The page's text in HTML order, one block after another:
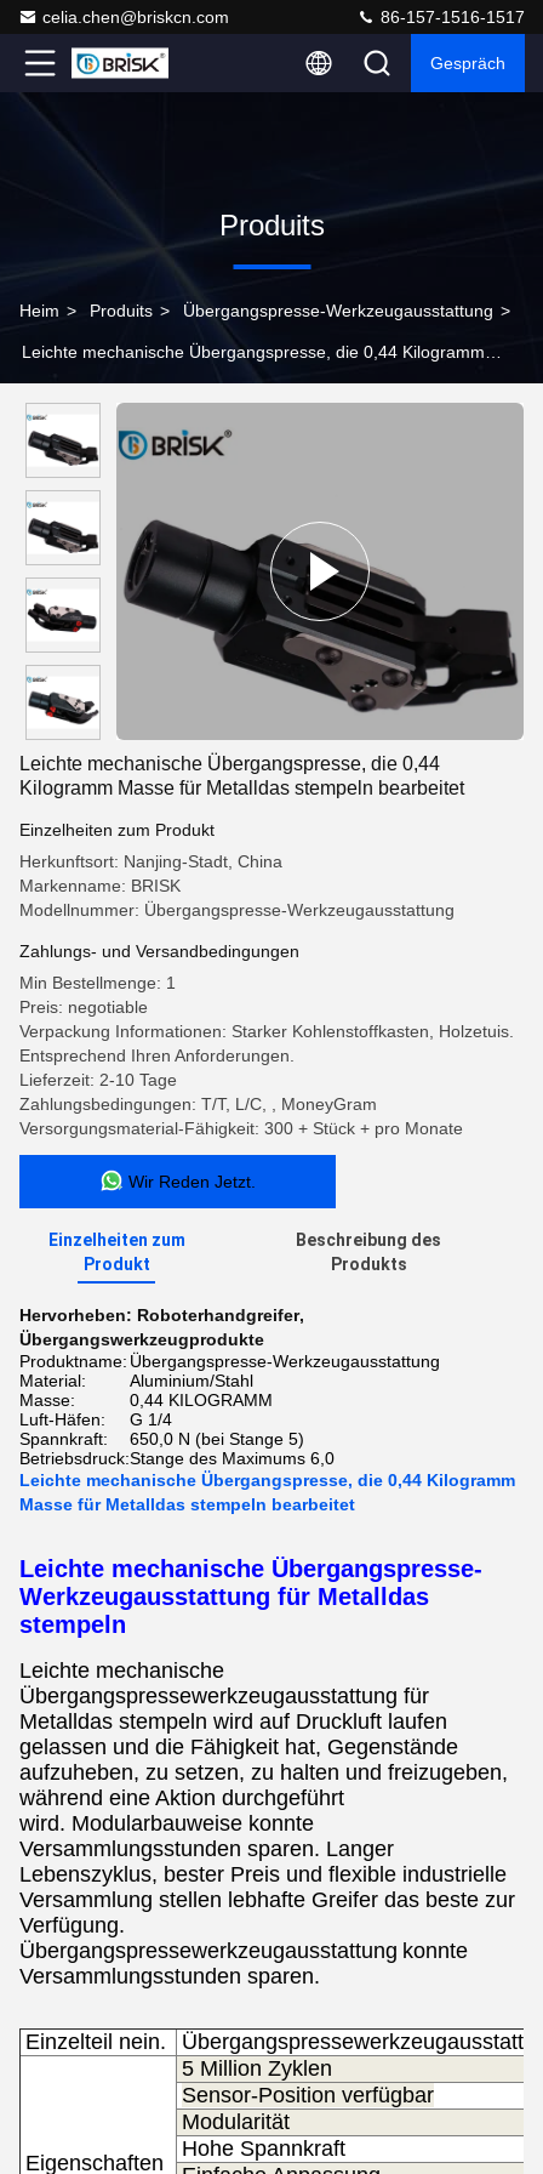
celia.chen@briskcn.com 86-157-1516-1517
Gespräch
Produits
Heim > Produits > Übergangspresse-Werkzeugausstattung >
Leichte mechanische Übergangspresse, die 0,44 Kilogramm
Leichte mechanische Übergangspresse, die 0,44
Kilogramm Masse für Metalldas stempeln bearbeitet
Einzelheiten zum Produkt
Herkunftsort: Nanjing-Stadt, China
Markenname: BRISK
Modellnummer: Übergangspresse-Werkzeugausstattung
Zahlungs- und Versandbedingungen
Min Bestellmenge: 1
Preis: negotiable
Verpackung Informationen: Starker Kohlenstoffkasten, Holzetuis.
Entsprechend Ihren Anforderungen.
Lieferzeit: 2-10 Tage
Zahlungsbedingungen: T/T, L/C, , MoneyGram
Versorgungsmaterial-Fähigkeit: 300 + Stück + pro Monate
Wir Reden Jetzt.
Einzelheiten zum
Produkt
Beschreibung des
Produkts
Hervorheben: Roboterhandgreifer,
Übergangswerkzeugprodukte
Produktname: Übergangspresse-Werkzeugausstattung
Material:
Aluminium/Stahl
Masse:
0,44 KILOGRAMM
Luft-Häfen:
G 1/4
Spannkraft:
650,0 N (bei Stange 5)
Betriebsdruck:Stange des Maximums 6,0
Leichte mechanische Übergangspresse, die 0,44 Kilogramm
Masse für Metalldas stempeln bearbeitet
Leichte mechanische Übergangspresse-
Werkzeugausstattung für Metalldas
stempeln
Leichte mechanische
Übergangspressewerkzeugausstattung für
Metalldas stempeln wird auf Druckluft laufen
gelassen und die Fähigkeit hat, Gegenstände
aufzuheben, zu setzen, zu halten und freizugeben,
während eine Aktion durchgeführt
wird. Modularbauweise konnte
Versammlungsstunden sparen. Langer
Lebenszyklus, bester Preis und flexible industrielle
Versammlung stellen lebhafte Greifer das beste zur
Verfügung.
Übergangspressewerkzeugausstattung konnte
Versammlungsstunden sparen.
Einzelteil nein.
Eigenschaften
5 Million Zyklen
Sensor-Position verfügbar
Modularität
Hohe Spannkraft